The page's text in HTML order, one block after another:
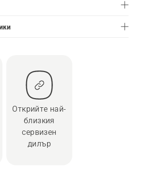
Открийте най-
близкия
сервизен
дилър